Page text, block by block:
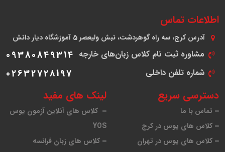
لینک های مفید
کلاس های آنلاین آزمون یوس
YOS
کلاس های زبان فرانسه
دسترسی سریع
تماس با ما
کلاس های یوس در کرج
کلاس های یوس در تهران
اطلاعات تماس
آدرس کرج، سه راه گوهردشت، نبش ولیعصر 5 آموزشگاه دیار دانش
مشاوره ثبت نام کلاس زبان‌های خارجه 09380849314
شماره تلفن داخلی 02632728197